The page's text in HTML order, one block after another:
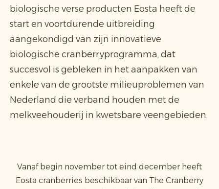
biologische verse producten Eosta heeft de
start en voortdurende uitbreiding
aangekondigd van zijn innovatieve
biologische cranberryprogramma, dat
succesvol is gebleken in het aanpakken van
enkele van de grootste milieuproblemen van
Nederland die verband houden met de
melkveehouderij in kwetsbare veengebieden.
Vanaf begin november tot eind december heeft
Eosta cranberries beschikbaar van The Cranberry